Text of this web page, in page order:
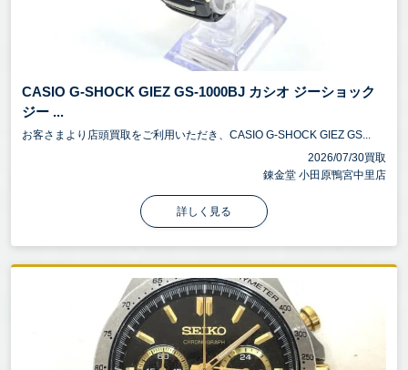
CASIO G-SHOCK GIEZ GS-1000BJ カシオ ジーショック
ジー ...
お客さまより店頭買取をご利用いただき、CASIO G-SHOCK GIEZ GS...
2026/07/30買取
錬金堂 小田原鴨宮中里店
詳しく見る